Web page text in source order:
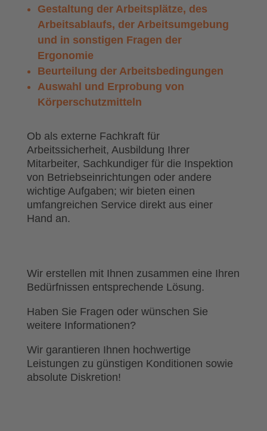
Gestaltung der Arbeitsplätze, des
Arbeitsablaufs, der Arbeitsumgebung
und in sonstigen Fragen der
Ergonomie
Beurteilung der Arbeitsbedingungen
Auswahl und Erprobung von
Körperschutzmitteln
Ob als externe Fachkraft für
Arbeitssicherheit, Ausbildung Ihrer
Mitarbeiter, Sachkundiger für die Inspektion
von Betriebseinrichtungen oder andere
wichtige Aufgaben; wir bieten einen
umfangreichen Service direkt aus einer
Hand an.
Wir erstellen mit Ihnen zusammen eine Ihren
Bedürfnissen entsprechende Lösung.
Haben Sie Fragen oder wünschen Sie
weitere Informationen?
Wir garantieren Ihnen hochwertige
Leistungen zu günstigen Konditionen sowie
absolute Diskretion!